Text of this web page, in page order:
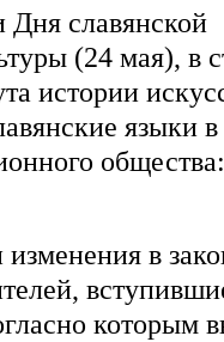
Дня славянской
(24 мая), в
истории
языки в
в
которым